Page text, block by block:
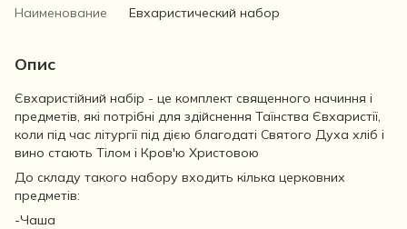
Наименование
Евхаристический набор
Опис
Євхаристійний набір - це комплект священного начиння і
предметів, які потрібні для здійснення Таїнства Євхаристії,
коли під час літургії під дією благодаті Святого Духа хліб і
вино стають Тілом і Кров'ю Христовою
До складу такого набору входить кілька церковних
предметів:
-Чаша